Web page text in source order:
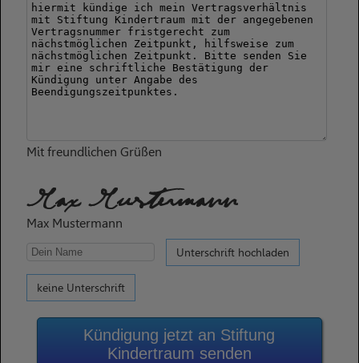
Mit freundlichen Grüßen
Max Mustermann
Max Mustermann
Unterschrift hochladen
keine Unterschrift
Kündigung jetzt an Stiftung
Kindertraum senden